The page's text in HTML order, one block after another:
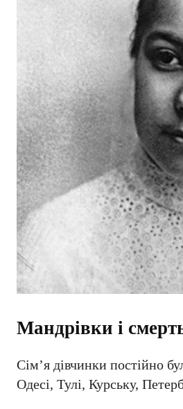
Мандрівки і
Сім’я дівчинки постійно
Одесі, Тулі, Курську,